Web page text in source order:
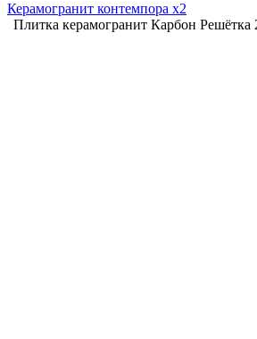
Керамогранит контемпора x2
Плитка керамогранит Карбон